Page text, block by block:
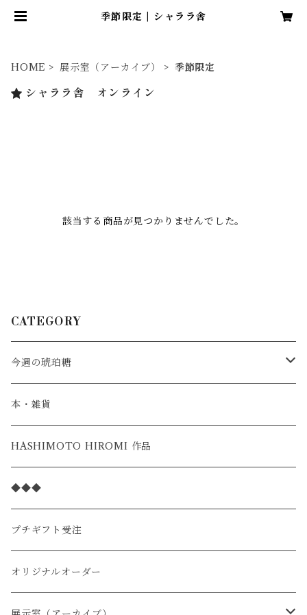
季節限定 | シャララ舎
HOME 展示室（アーカイブ） 季節限定
シャララ舎 オンライン
該当する商品が見つかりませんでした。
CATEGORY
今週の琥珀糖
スタンダード
季節の限定
本・雑貨
HASHIMOTO HIROMI 作品
◆◆◆
プチギフト受注
オリジナルオーダー